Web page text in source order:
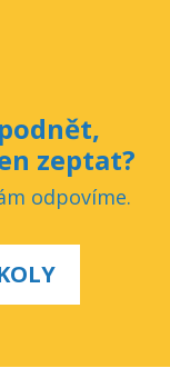
zeptat?
odpovíme.